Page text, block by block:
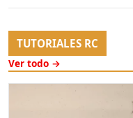
TUTORIALES RC
Ver todo →